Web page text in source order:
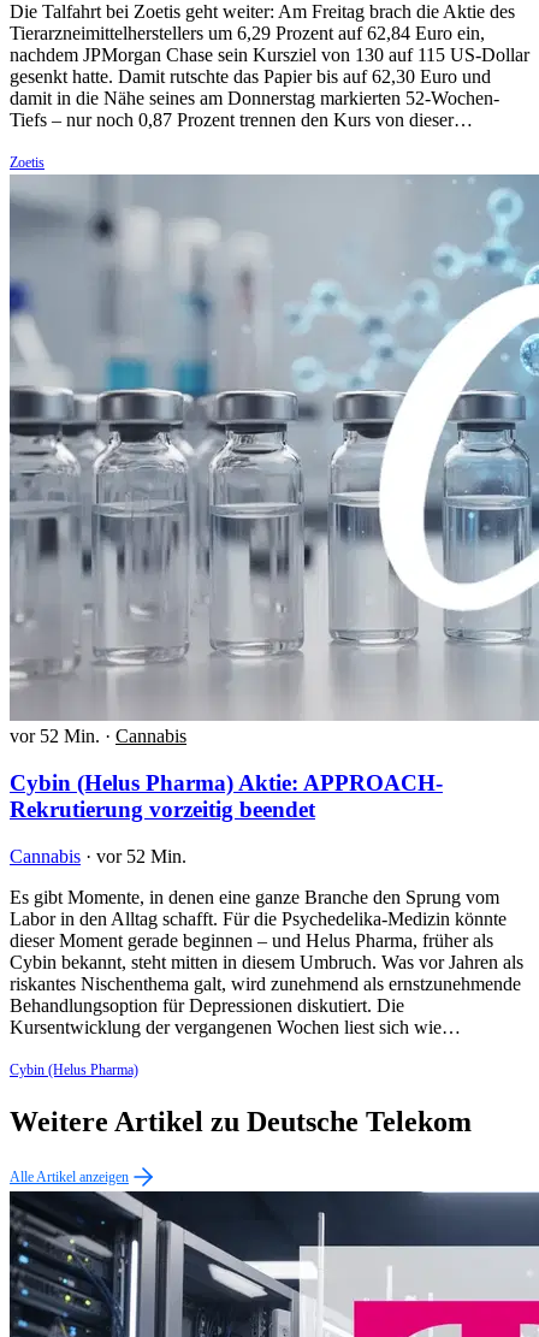
Die Talfahrt bei Zoetis geht weiter: Am Freitag brach die Aktie des
Tierarzneimittelherstellers um 6,29 Prozent auf 62,84 Euro ein,
nachdem JPMorgan Chase sein Kursziel von 130 auf 115 US-Dollar
gesenkt hatte. Damit rutschte das Papier bis auf 62,30 Euro und
damit in die Nähe seines am Donnerstag markierten 52-Wochen-
Tiefs – nur noch 0,87 Prozent trennen den Kurs von dieser…
Zoetis
vor 52 Min. · Cannabis
Cybin (Helus Pharma) Aktie: APPROACH-
Rekrutierung vorzeitig beendet
Cannabis · vor 52 Min.
Es gibt Momente, in denen eine ganze Branche den Sprung vom
Labor in den Alltag schafft. Für die Psychedelika-Medizin könnte
dieser Moment gerade beginnen – und Helus Pharma, früher als
Cybin bekannt, steht mitten in diesem Umbruch. Was vor Jahren als
riskantes Nischenthema galt, wird zunehmend als ernstzunehmende
Behandlungsoption für Depressionen diskutiert. Die
Kursentwicklung der vergangenen Wochen liest sich wie…
Cybin (Helus Pharma)
Weitere Artikel zu Deutsche Telekom
Alle Artikel anzeigen